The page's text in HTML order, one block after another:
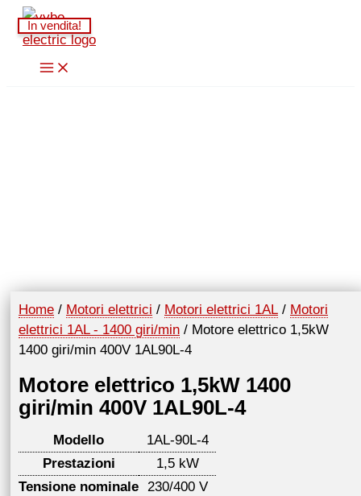
Vai
contenuto
In vendita!
Home / Motori elettrici / Motori elettrici 1AL / Motori
elettrici 1AL - 1400 giri/min / Motore elettrico 1,5kW
1400 giri/min 400V 1AL90L-4
Motore elettrico 1,5kW 1400
giri/min 400V 1AL90L-4
Modello
1AL-90L-4
Prestazioni
1,5 kW
Tensione nominale 230/400 V